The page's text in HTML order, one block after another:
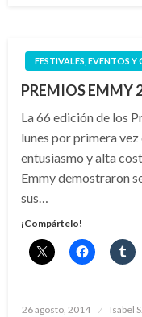
FESTIVALES, EVENTOS Y
PREMIOS EMMY
La 66 edición de los
lunes por primera vez
entusiasmo y alta
Emmy demostraron
sus…
¡Compártelo!
Publicado
26 agosto, 2014 Isabel